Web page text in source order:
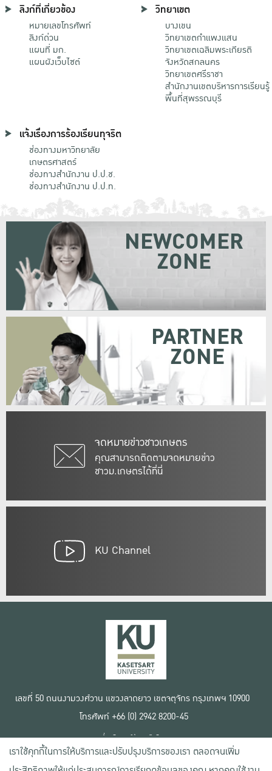
ลิงก์ที่เกี่ยวข้อง
หมายเลขโทรศัพท์
ลิงก์ด่วน
แผนที่ มก.
แผนผังเว็บไซต์
วิทยาเขต
บางเขน
วิทยาเขตกําแพงแสน
วิทยาเขตเฉลิมพระเกียรติ
จังหวัดสกลนคร
วิทยาเขตศรีราชา
สำนักงานเขตบริหารการเรียนรู้
พื้นที่สุพรรณบุรี
แจ้งเรื่องการร้องเรียนทุจริต
ช่องทางมหาวิทยาลัย
เกษตรศาสตร์
ช่องทางสำนักงาน ป.ป.ช.
ช่องทางสำนักงาน ป.ป.ท.
จดหมายข่าวชาวเกษตร
คุณสามารถติดตามจดหมายข่าว
ชาวม.เกษตรได้ที่นี่
NEWCOMER
ZONE
PARTNER
ZONE
KU Channel
เลขที่ 50 ถนนงามวงศ์วาน แขวงลาดยาว เขตจตุจักร กรุงเทพฯ 10900
โทรศัพท์ +66 (0) 2942 8200-45
เงื่อนไขการใช้งานเว็บไซต์
ข้อตกลงด้านสิทธิ์ใช้งาน
นโยบายความเป็นส่วนตัว
เราใช้คุกกี้ในการให้บริการและปรับปรุงบริการของเรา ตลอดจนเพิ่ม